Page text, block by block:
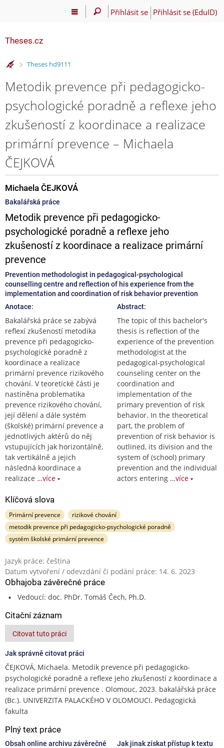
Přihlásit se Přihlásit se (EduID)
Theses.cz
>
Theses hd9111
Metodik prevence při pedagogicko-
psychologické poradně a reflexe jeho
zkušeností z koordinace a realizace
primární prevence – Michaela
ČEJKOVÁ
Michaela ČEJKOVÁ
Bakalářská práce
Metodik prevence při pedagogicko-
psychologické poradně a reflexe jeho
zkušeností z koordinace a realizace primární
prevence
Prevention methodologist in pedagogical-psychological
counselling centre and reflection of his experience from the
implementation and coordination of risk behavior prevention
Anotace:
Bakalářská práce se zabývá
reflexí zkušeností metodika
prevence při pedagogicko-
psychologické poradně z
koordinace a realizace
primární prevence rizikového
chování. V teoretické části je
nastíněna problematika
prevence rizikového chování,
její dělení a dále systém
(školské) primární prevence a
jednotlivých aktérů do něj
vstupujících jak horizontálně,
tak vertikálně a jejich
následná koordinace a
realizace …více
Abstract:
The topic of this bachelor's
thesis is reflection of the
experience of the prevention
methodologist at the
pedagogical-psychological
counseling center on the
coordination and
implementation of the
primary prevention of risk
behavior. In the theoretical
part, the problem of
prevention of risk behavior is
outlined, its division and the
system of (school) primary
prevention and the individual
actors entering …více
Klíčová slova
Primární prevence
rizikové chování
metodik prevence při pedagogicko-psychologické poradně
systém školské primární prevence
Jazyk práce: čeština
Datum vytvoření / odevzdání či podání práce: 14. 6. 2023
Obhajoba závěrečné práce
Vedoucí: doc. PhDr. Tomáš Čech, Ph.D.
Citační záznam
Citovat tuto práci
Jak správně citovat práci
ČEJKOVÁ, Michaela. Metodik prevence při pedagogicko-
psychologické poradně a reflexe jeho zkušeností z koordinace a
realizace primární prevence . Olomouc, 2023. bakalářská práce
(Bc.). UNIVERZITA PALACKÉHO V OLOMOUCI. Pedagogická
fakulta
Plný text práce
Obsah online archivu závěrečné
Jak jinak získat přístup k textu